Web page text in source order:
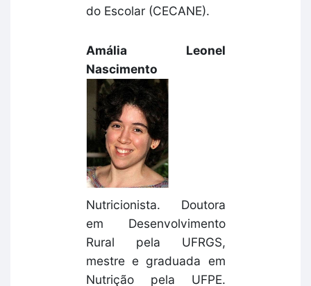
do Escolar (CECANE).
Amália Leonel
Nascimento
Nutricionista. Doutora
em Desenvolvimento
Rural pela UFRGS,
mestre e graduada em
Nutrição pela UFPE.